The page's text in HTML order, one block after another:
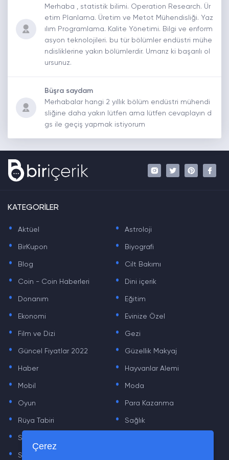
Merhaba , statistik bilimi. Operation Research. Ür
etim Planlama. Üretim ve Metot Mühendisliği. Yaz
ılım Programlama. Kalite Yönetimi. Bilgi ve enform
asyon teknolojileri. bu tür bölümler endüstri mühe
ndisliklerine yakın bölümlerdir. Umarız ki başarılı ol
ursunuz.
Büşra saydam
Merhabalar hangi 2 yıllık bölüm endüstri mühendi
sliğine daha yakın lütfen ama lütfen cevaplayın d
gs ile geçiş yapmak istiyorum
KATEGORİLER
. Aktüel . Astroloji
. BirKupon . Biyografi
. Blog . Cilt Bakımı
. Coin - Coin Haberleri . Dini içerik
. Donanım . Eğitim
. Ekonomi . Evinize Özel
. Film ve Dizi . Gezi
. Güncel Fiyatlar 2022 . Güzellik Makyaj
. Haber . Hayvanlar Alemi
. Mobil . Moda
. Oyun . Para Kazanma
. Rüya Tabiri . Sağlık
. Sinema .
. Sözler
Çerez